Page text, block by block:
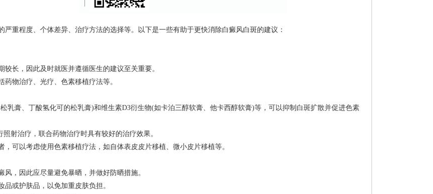
重程度、个体差异、治疗方法的选择等。以下是一些有助于更快消除白癜风白斑的建议：
长，因此及时就医并遵循医生的建议至关重要。
物治疗、光疗、色素移植疗法等。
乳膏、丁酸氢化可的松乳膏)和维生素D3衍生物(如卡泊三醇软膏、他卡西醇软膏)等，可以抑制白斑扩散并促进色素
射治疗，联合药物治疗时具有较好的治疗效果。
可以考虑使用色素移植疗法，如自体表皮皮片移植、微小皮片移植等。
，因此应尽量避免暴晒，并做好防晒措施。
或护肤品，以免加重皮肤负担。